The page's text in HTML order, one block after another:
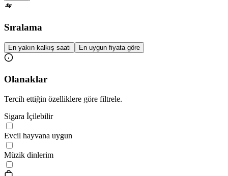
Sıralama
En yakın kalkış saati En uygun fiyata göre
Olanaklar
Tercih ettiğin özelliklere göre filtrele.
Sigara İçilebilir
Evcil hayvana uygun
Müzik dinlerim